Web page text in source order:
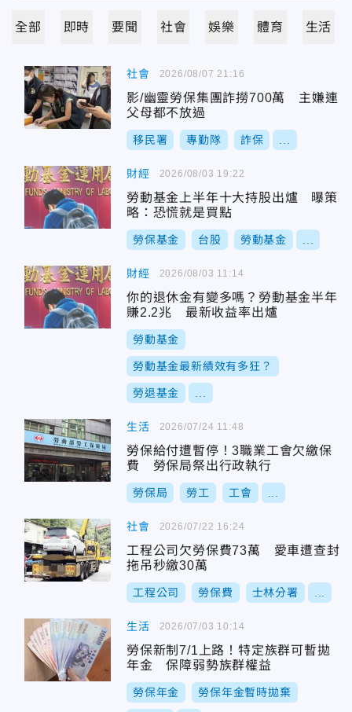
全部 即時 要聞 社會 娛樂 體育 生活
社會
影/幽靈勞保集團詐撈700萬 主嫌連
父母都不放過
移民署 專勤隊 詐保
2026/08/07 21:16
財經
勞動基金上半年十大持股出爐 曝策
略：恐慌就是買點
勞保基金 台股 勞動基金
2026/08/03 19:22
財經
你的退休金有變多嗎？勞動基金半年
賺2.2兆 最新收益率出爐
勞動基金
勞動基金最新績效有多狂？
勞退基金
2026/08/03 11:14
生活
勞保給付遭暫停！3職業工會欠繳保
費 勞保局祭出行政執行
勞保局 勞工 工會
2026/07/24 11:48
社會
工程公司欠勞保費73萬 愛車遭查封
拖吊秒繳30萬
工程公司 勞保費 士林分署
2026/07/22 16:24
生活
勞保新制7/1上路！特定族群可暫拋
年金 保障弱勢族群權益
勞保年金 勞保年金暫時拋棄
2026/07/03 10:14